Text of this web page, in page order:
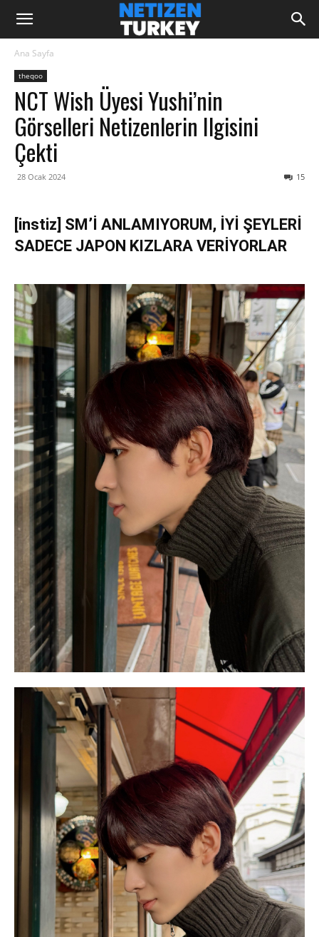
Ana Sayfa
theqoo
NCT Wish Üyesi Yushi’nin
Görselleri Netizenlerin Ilgisini
Çekti
28 Ocak 2024 15
[instiz] SM’İ ANLAMIYORUM, İYİ ŞEYLERİ
SADECE JAPON KIZLARA VERİYORLAR